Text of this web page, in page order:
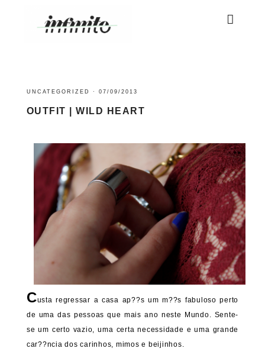
UNCATEGORIZED · 07/09/2013
OUTFIT | WILD HEART
Custa regressar a casa ap??s um m??s fabuloso perto
de uma das pessoas que mais ano neste Mundo. Sente-
se um certo vazio, uma certa necessidade e uma grande
car??ncia dos carinhos, mimos e beijinhos.